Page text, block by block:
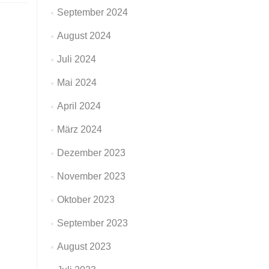
September 2024
August 2024
Juli 2024
Mai 2024
April 2024
März 2024
Dezember 2023
November 2023
Oktober 2023
September 2023
August 2023